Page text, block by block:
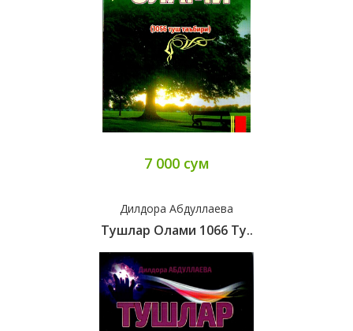
7 000 сум
Дилдора Абдуллаева
Тушлар Олами 1066 Ту..